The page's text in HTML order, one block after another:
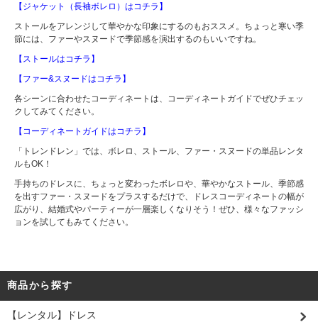
【ジャケット（長袖ボレロ）はコチラ】
ストールをアレンジして華やかな印象にするのもおススメ。ちょっと寒い季
節には、ファーやスヌードで季節感を演出するのもいいですね。
【ストールはコチラ】
【ファー&スヌードはコチラ】
各シーンに合わせたコーディネートは、コーディネートガイドでぜひチェッ
クしてみてください。
【コーディネートガイドはコチラ】
「トレンドレン」では、ボレロ、ストール、ファー・スヌードの単品レンタ
ルもOK！
手持ちのドレスに、ちょっと変わったボレロや、華やかなストール、季節感
を出すファー・スヌードをプラスするだけで、ドレスコーディネートの幅が
広がり、結婚式やパーティーが一層楽しくなりそう！ぜひ、様々なファッシ
ョンを試してもみてください。
商品から探す
【レンタル】ドレス